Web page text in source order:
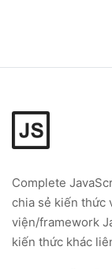
Complete
chia sẻ kiến thức
viện/framework
kiến thức khác